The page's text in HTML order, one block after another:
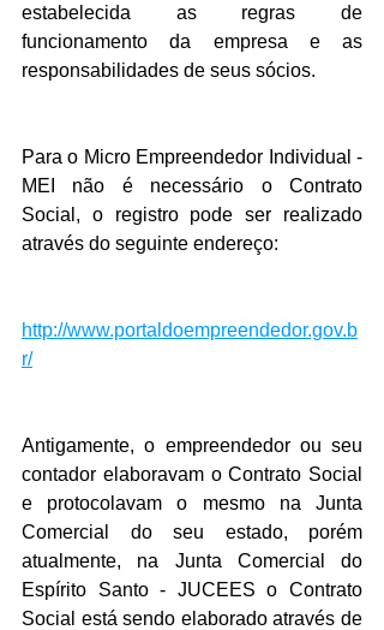
estabelecida as regras de
funcionamento da empresa e as
responsabilidades de seus sócios.
Para o Micro Empreendedor Individual -
MEI não é necessário o Contrato
Social, o registro pode ser realizado
através do seguinte endereço:
http://www.portaldoempreendedor.gov.b
r/
Antigamente, o empreendedor ou seu
contador elaboravam o Contrato Social
e protocolavam o mesmo na Junta
Comercial do seu estado, porém
atualmente, na Junta Comercial do
Espírito Santo - JUCEES o Contrato
Social está sendo elaborado através de